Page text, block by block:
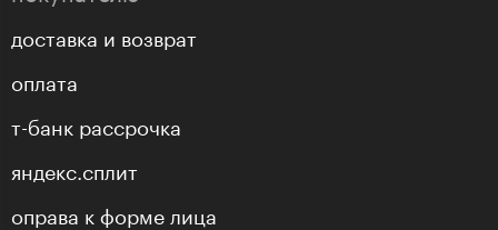
доставка и возврат
оплата
т-банк рассрочка
яндекс.сплит
оправа к форме лица